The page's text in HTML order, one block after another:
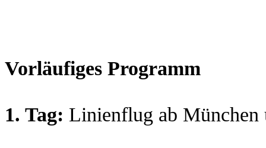
Vorläufiges Programm
1. Tag: Linienflug ab München